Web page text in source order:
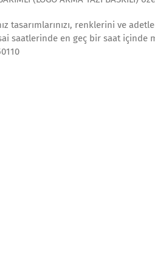
tasarımlarınızı, renklerini ve
saatlerinde en geç bir saat